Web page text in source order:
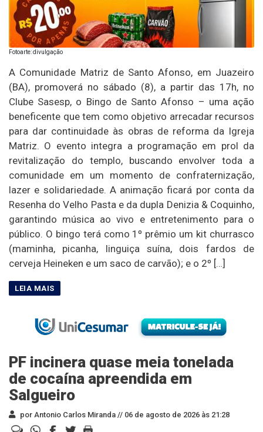
Fotoarte: divulgação
A Comunidade Matriz de Santo Afonso, em Juazeiro
(BA), promoverá no sábado (8), a partir das 17h, no
Clube Sasesp, o Bingo de Santo Afonso – uma ação
beneficente que tem como objetivo arrecadar recursos
para dar continuidade às obras de reforma da Igreja
Matriz. O evento integra a programação em prol da
revitalização do templo, buscando envolver toda a
comunidade em um momento de confraternização,
lazer e solidariedade. A animação ficará por conta da
Resenha do Velho Pasta e da dupla Denizia & Coquinho,
garantindo música ao vivo e entretenimento para o
público. O bingo terá como 1º prêmio um kit churrasco
(maminha, picanha, linguiça suína, dois fardos de
cerveja Heineken e um saco de carvão); e o 2º […]
PF incinera quase meia tonelada
de cocaína apreendida em
Salgueiro
por Antonio Carlos Miranda // 06 de agosto de 2026 às 21:28